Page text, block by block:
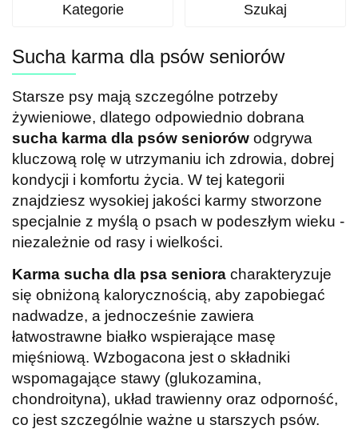
Kategorie Szukaj
Sucha karma dla psów seniorów
Starsze psy mają szczególne potrzeby
żywieniowe, dlatego odpowiednio dobrana
sucha karma dla psów seniorów odgrywa
kluczową rolę w utrzymaniu ich zdrowia, dobrej
kondycji i komfortu życia. W tej kategorii
znajdziesz wysokiej jakości karmy stworzone
specjalnie z myślą o psach w podeszłym wieku -
niezależnie od rasy i wielkości.
Karma sucha dla psa seniora charakteryzuje
się obniżoną kalorycznością, aby zapobiegać
nadwadze, a jednocześnie zawiera
łatwostrawne białko wspierające masę
mięśniową. Wzbogacona jest o składniki
wspomagające stawy (glukozamina,
chondroityna), układ trawienny oraz odporność,
co jest szczególnie ważne u starszych psów.